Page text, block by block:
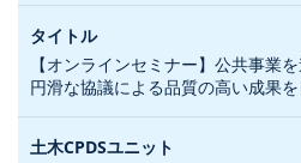
【オンラインセミナー】公共事業
円滑な協議による品質の高い成果